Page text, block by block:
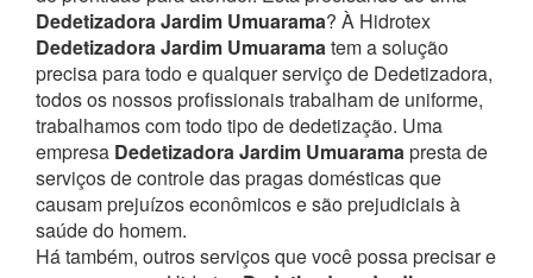
Dedetizadora Jardim Umuarama? À Hidrotex
Dedetizadora Jardim Umuaramatem a solução
precisa para todo e qualquer serviço de Dedetizadora,
todos os nossos profissionais trabalham de uniforme,
trabalhamos com todo tipo de dedetização. Uma
empresa Dedetizadora Jardim Umuaramapresta de
serviços de controle das pragas domésticas que
causam prejuízos econômicos e são prejudiciais à
saúde do homem.
Há também, outros serviços que você possa precisar e